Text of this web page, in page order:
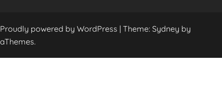
Proudly powered by WordPress | Theme: Sydney by
aThemes.